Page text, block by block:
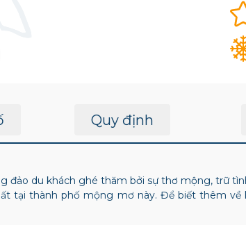
Quy định
đảo du khách ghé thăm bởi sự thơ mộng, trữ
tại thành phố mộng mơ này. Để biết thêm về